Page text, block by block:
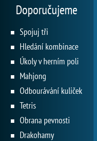
Doporučujeme
Spojuj tři
Hledání kombinace
Úkoly v herním poli
Mahjong
Odbourávání kuliček
Tetris
Obrana pevnosti
Drakohamy